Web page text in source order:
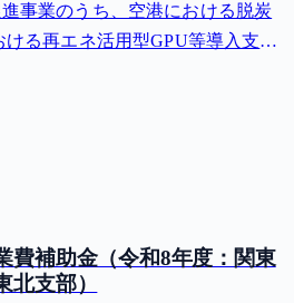
事業のうち、空港における脱炭
る再エネ活用型GPU等導入支援
費補助金（令和8年度：関東
支部）